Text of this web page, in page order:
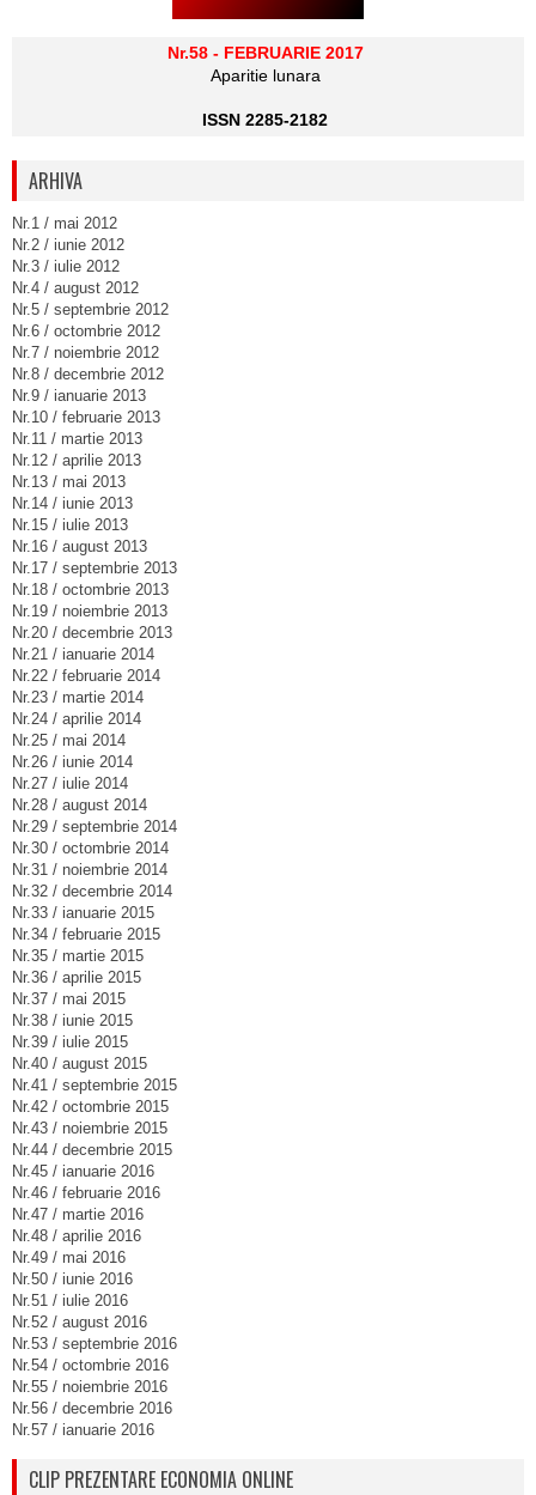
Nr.58 - FEBRUARIE 2017
Aparitie lunara
ISSN 2285-2182
ARHIVA
Nr.1 / mai 2012
Nr.2 / iunie 2012
Nr.3 / iulie 2012
Nr.4 / august 2012
Nr.5 / septembrie 2012
Nr.6 / octombrie 2012
Nr.7 / noiembrie 2012
Nr.8 / decembrie 2012
Nr.9 / ianuarie 2013
Nr.10 / februarie 2013
Nr.11 / martie 2013
Nr.12 / aprilie 2013
Nr.13 / mai 2013
Nr.14 / iunie 2013
Nr.15 / iulie 2013
Nr.16 / august 2013
Nr.17 / septembrie 2013
Nr.18 / octombrie 2013
Nr.19 / noiembrie 2013
Nr.20 / decembrie 2013
Nr.21 / ianuarie 2014
Nr.22 / februarie 2014
Nr.23 / martie 2014
Nr.24 / aprilie 2014
Nr.25 / mai 2014
Nr.26 / iunie 2014
Nr.27 / iulie 2014
Nr.28 / august 2014
Nr.29 / septembrie 2014
Nr.30 / octombrie 2014
Nr.31 / noiembrie 2014
Nr.32 / decembrie 2014
Nr.33 / ianuarie 2015
Nr.34 / februarie 2015
Nr.35 / martie 2015
Nr.36 / aprilie 2015
Nr.37 / mai 2015
Nr.38 / iunie 2015
Nr.39 / iulie 2015
Nr.40 / august 2015
Nr.41 / septembrie 2015
Nr.42 / octombrie 2015
Nr.43 / noiembrie 2015
Nr.44 / decembrie 2015
Nr.45 / ianuarie 2016
Nr.46 / februarie 2016
Nr.47 / martie 2016
Nr.48 / aprilie 2016
Nr.49 / mai 2016
Nr.50 / iunie 2016
Nr.51 / iulie 2016
Nr.52 / august 2016
Nr.53 / septembrie 2016
Nr.54 / octombrie 2016
Nr.55 / noiembrie 2016
Nr.56 / decembrie 2016
Nr.57 / ianuarie 2016
CLIP PREZENTARE ECONOMIA ONLINE